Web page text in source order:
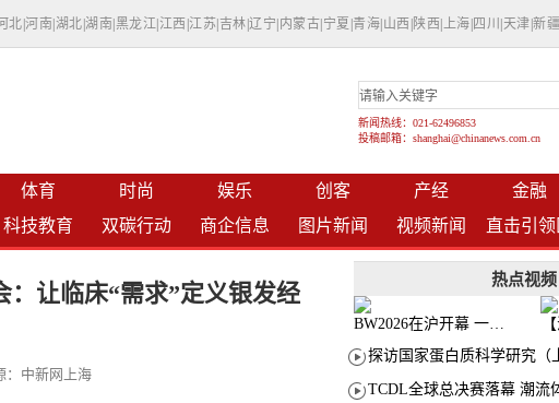
北 |河南 湖北 |湖南 黑龙江 江西 江苏 吉林 |辽宁 内蒙古 宁夏 青海 山西 陕西 上海 四川 天津 |新疆
新闻热线：021-62496853
投稿邮箱：shanghai@chinanews.com.cn
体育 时尚 娱乐 创客 产经 金融
科技教育 双碳行动 商企信息 图片新闻 视频新闻 直击引领
让临床“需求”定义银发经
：中新网上海
热点视频
BW2026在沪开幕 一众次元品牌集中发布全新企划
TCDL全球总决赛落幕 潮流